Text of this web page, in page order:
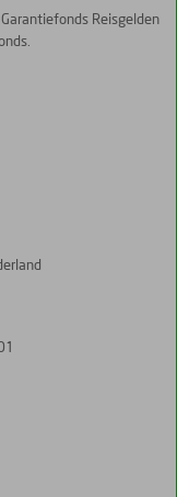
Reisgelden